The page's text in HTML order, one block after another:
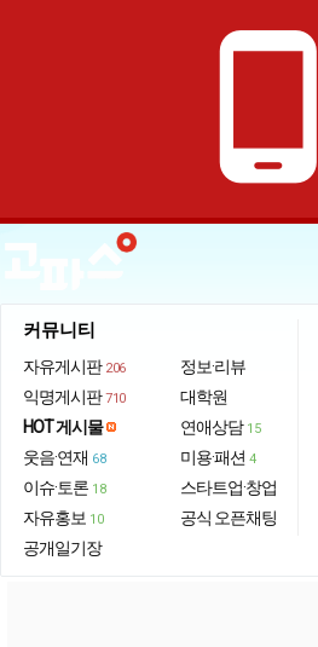
phone_android
커뮤니티
자유게시판 206
익명게시판 710
HOT 게시물
웃음·연재 68
이슈·토론 18
자유홍보 10
공개일기장
정보·리뷰
대학원
연애상담 15
미용·패션 4
스타트업·창업
공식 오픈채팅